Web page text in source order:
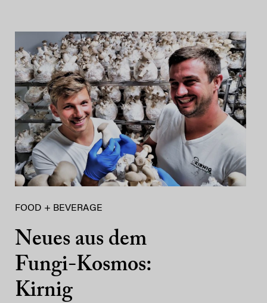
FOOD + BEVERAGE
Neues aus dem
Fungi-Kosmos:
Kirnig